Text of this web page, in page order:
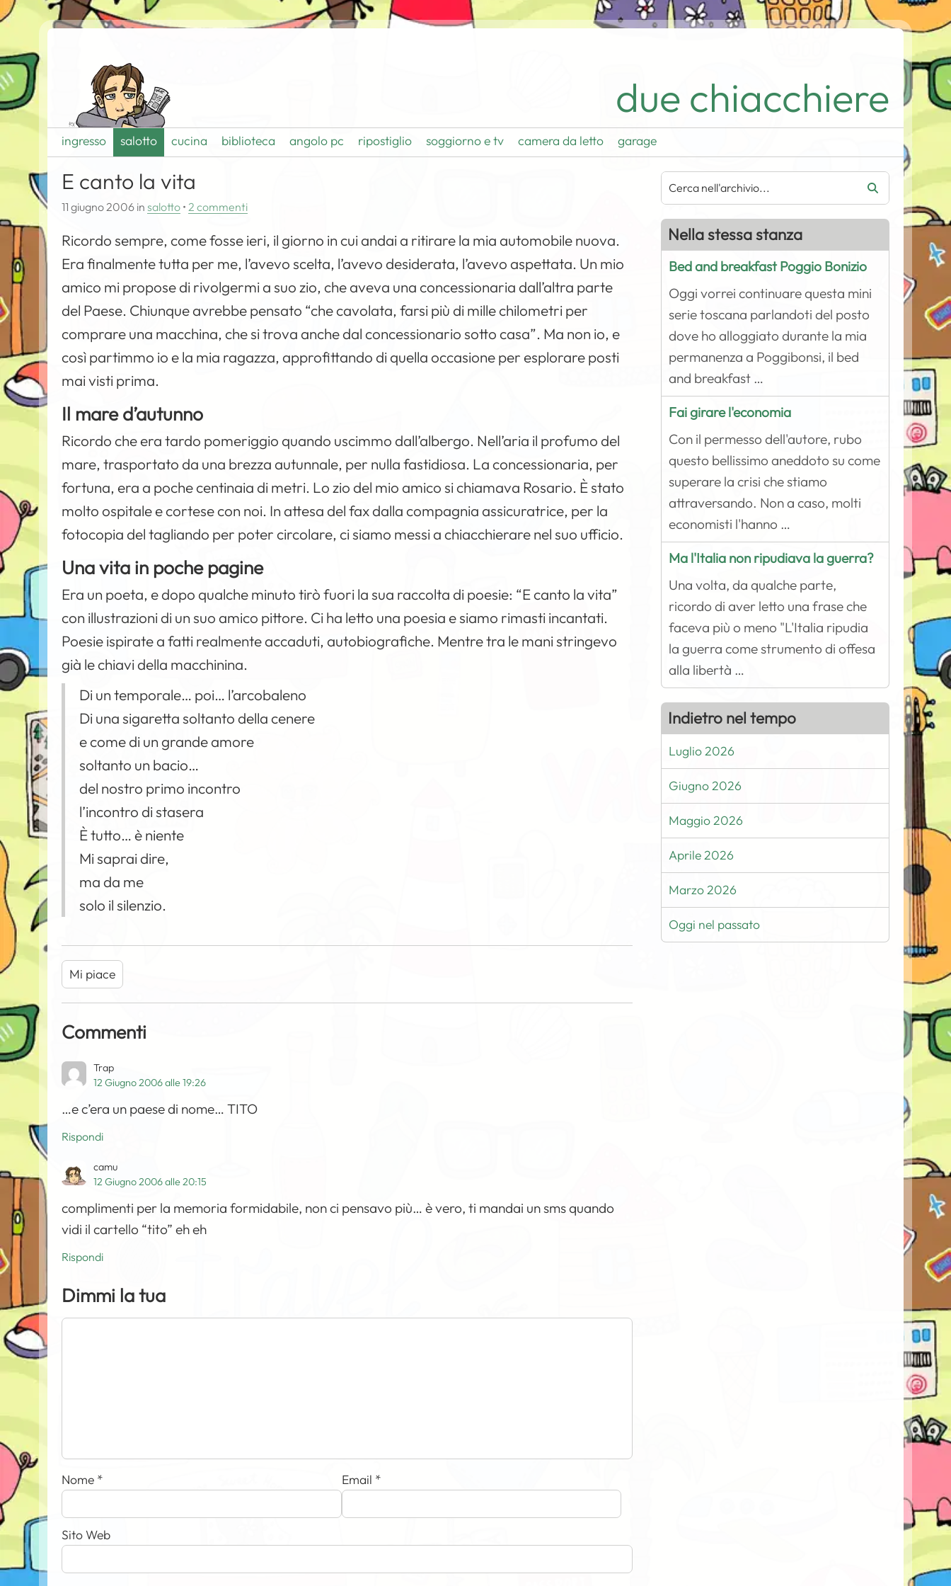
due chiacchiere
ingresso salotto cucina biblioteca angolo pc ripostiglio soggiorno e tv camera da letto garage
E canto la vita
11 giugno 2006 insalotto • 2 commenti
Ricordo sempre, come fosse ieri, il giorno in cui andai a ritirare la mia automobile nuova.
Era finalmente tutta per me, l’avevo scelta, l’avevo desiderata, l’avevo aspettata. Un mio
amico mi propose di rivolgermi a suo zio, che aveva una concessionaria dall’altra parte
del Paese. Chiunque avrebbe pensato “che cavolata, farsi più di mille chilometri per
comprare una macchina, che si trova anche dal concessionario sotto casa”. Ma non io, e
così partimmo io e la mia ragazza, approfittando di quella occasione per esplorare posti
mai visti prima.
Il mare d’autunno
Ricordo che era tardo pomeriggio quando uscimmo dall’albergo. Nell’aria il profumo del
mare, trasportato da una brezza autunnale, per nulla fastidiosa. La concessionaria, per
fortuna, era a poche centinaia di metri. Lo zio del mio amico si chiamava Rosario. È stato
molto ospitale e cortese con noi. In attesa del fax dalla compagnia assicuratrice, per la
fotocopia del tagliando per poter circolare, ci siamo messi a chiacchierare nel suo ufficio.
Una vita in poche pagine
Era un poeta, e dopo qualche minuto tirò fuori la sua raccolta di poesie: “E canto la vita”
con illustrazioni di un suo amico pittore. Ci ha letto una poesia e siamo rimasti incantati.
Poesie ispirate a fatti realmente accaduti, autobiografiche. Mentre tra le mani stringevo
già le chiavi della macchinina.
Di un temporale… poi… l’arcobaleno
Di una sigaretta soltanto della cenere
e come di un grande amore
soltanto un bacio…
del nostro primo incontro
l’incontro di stasera
È tutto… è niente
Mi saprai dire,
ma da me
solo il silenzio.
Mi piace
Commenti
Trap
12 Giugno 2006 alle 19:26
…e c’era un paese di nome… TITO
Rispondi
camu
12 Giugno 2006 alle 20:15
complimenti per la memoria formidabile, non ci pensavo più… è vero, ti mandai un sms quando
vidi il cartello “tito” eh eh
Rispondi
Dimmi la tua
Nome * Email *
Sito Web
Nella stessa stanza
Bed and breakfast Poggio Bonizio
Oggi vorrei continuare questa mini
serie toscana parlandoti del posto
dove ho alloggiato durante la mia
permanenza a Poggibonsi, il bed
and breakfast …
Fai girare l'economia
Con il permesso dell'autore, rubo
questo bellissimo aneddoto su come
superare la crisi che stiamo
attraversando. Non a caso, molti
economisti l'hanno …
Ma l'Italia non ripudiava la guerra?
Una volta, da qualche parte,
ricordo di aver letto una frase che
faceva più o meno "L'Italia ripudia
la guerra come strumento di offesa
alla libertà …
Indietro nel tempo
Luglio 2026
Giugno 2026
Maggio 2026
Aprile 2026
Marzo 2026
Oggi nel passato